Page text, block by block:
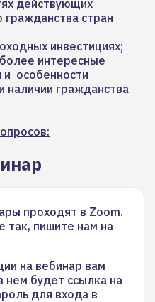
действующих
гражданства стран
инвестициях;
интересные
и особенности
наличии гражданства
проходят в Zoom.
так, пишите нам на
на вебинар вам
нем будет ссылка на
для входа в